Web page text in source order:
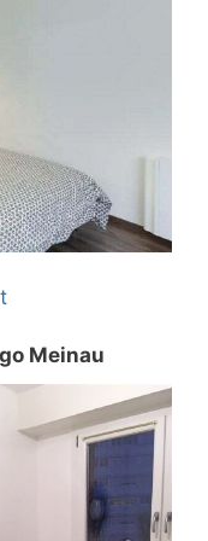
Meinau